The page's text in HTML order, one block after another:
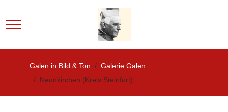
Mobile Menu Toggle
Galen in Bild & Ton
Galerie Galen
Neunkirchen (Kreis Steinfurt)